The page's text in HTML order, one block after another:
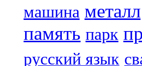
машина металл
память парк
русский язык